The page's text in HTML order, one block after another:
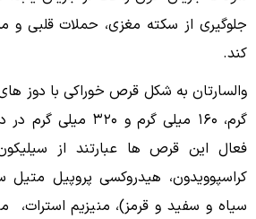
جلوگیری از سکته مغزی، حملات قلبی
کند.
گرم، ۱۶۰ میلی گرم و
فعال این قرص ها عبارتند از
کراسپوویدون، هیدروکسی پروپیل متیل
سیاه و سفید و قرمز)، منیزیم استرات،